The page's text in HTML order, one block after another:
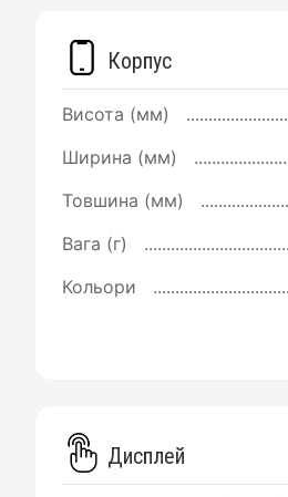
Корпус
Висота (мм)
Ширина (мм)
Товшина (мм)
Вага (г)
Кольори
Дисплей